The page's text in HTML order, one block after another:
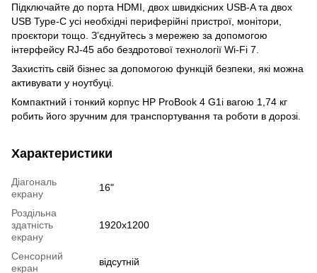
Підключайте до порта HDMI, двох швидкісних USB-A та двох
USB Type-C усі необхідні периферійні пристрої, монітори,
проєктори тощо. З’єднуйтесь з мережею за допомогою
інтерфейсу RJ-45 або бездротової технології Wi-Fi 7.
Захистіть свій бізнес за допомогою функцій безпеки, які можна
активувати у ноутбуці.
Компактний і тонкий корпус HP ProBook 4 G1i вагою 1,74 кг
робить його зручним для транспортування та роботи в дорозі.
Характеристики
Діагональ
екрану
16"
Роздільна
здатність
екрану
1920x1200
Сенсорний
екран
відсутній